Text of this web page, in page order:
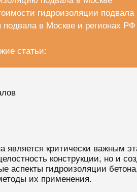
гидроизоляции подвала
подвала в Москве и регионах РФ
статьи:
является критически важным
конструкции, но и
аспекты гидроизоляции
их применения.